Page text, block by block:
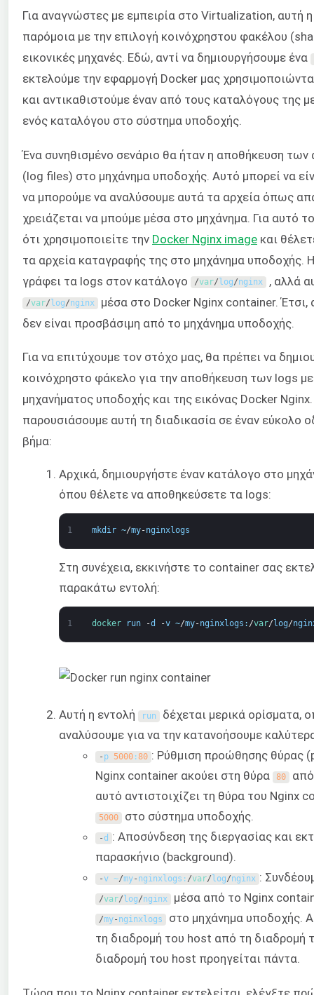
Για αναγνώστες με εμπειρία στο Virtualization, αυτή η
παρόμοια με την επιλογή κοινόχρηστου φακέλου
εικονικές μηχανές. Εδώ, αντί να δημιουργήσουμε ένα
εκτελούμε την εφαρμογή Docker μας
και αντικαθιστούμε έναν από τους καταλόγους της
ενός καταλόγου στο σύστημα υποδοχής.
Ένα συνηθισμένο σενάριο θα ήταν η αποθήκευση
(log files) στο μηχάνημα υποδοχής. Αυτό μπορεί να
να μπορούμε να αναλύσουμε αυτά τα αρχεία όπως
χρειάζεται να μπούμε μέσα στο μηχάνημα. Για αυτό
ότι χρησιμοποιείτε την Docker Nginx image και
τα αρχεία καταγραφής της στο μηχάνημα υποδοχής.
γράφει τα logs στον κατάλογο
/var/ log/nginx , αλλά
/var/ log/nginx μέσα στο Docker Nginx container. Έτσι,
δεν είναι προσβάσιμη από το μηχάνημα υποδοχής.
Για να επιτύχουμε τον στόχο μας, θα πρέπει να
κοινόχρηστο φάκελο για την αποθήκευση των logs
μηχανήματος υποδοχής και της εικόνας Docker
παρουσιάσουμε αυτή τη διαδικασία σε έναν εύκολο
βήμα:
Αρχικά, δημιουργήστε έναν κατάλογο στο
όπου θέλετε να αποθηκεύσετε τα logs:
1 mkdir ~/my-nginxlogs
Στη συνέχεια, εκκινήστε το container σας
παρακάτω εντολή:
1 docker run -d -v ~/my-nginxlogs : /var/ log/
Αυτή η εντολή run δέχεται μερικά ορίσματα,
αναλύσουμε για να την κατανοήσουμε
- p 5000:80 : Ρύθμιση προώθησης θύρας
Nginx container ακούει στη θύρα
80 από
αυτό αντιστοιχίζει τη θύρα του Nginx
5000 στο σύστημα υποδοχής.
-d : Αποσύνδεση της διεργασίας και
παρασκήνιο (background).
-v ~/my- nginxlogs : /var/ log/nginx :
/var/ log/nginx μέσα από το Nginx
/my- nginxlogs στο μηχάνημα υποδοχής.
τη διαδρομή του host από τη διαδρομή
διαδρομή του host προηγείται πάντα.